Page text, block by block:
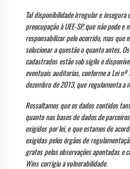
Tal disponibilidade irregular e insegura
preocupação à UEE-SP, que não pode e
responsabilizar pelo ocorrido, mas que
solucionar a questão o quanto antes.
cadastrados estão sob sigilo e
eventuais auditorias, conforme a Lei
dezembro de 2013, que regulamenta a
Ressaltamos que os dados contidos
quanto nas bases de dados de
exigidos por lei, e que estamos de
exigidas pelos órgãos de
gratos pelas observações apontadas e
Wins corrigiu a vulnerabilidade.